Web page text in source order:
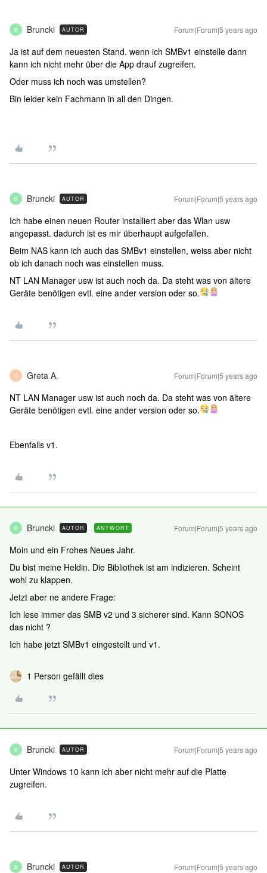
B Bruncki AUTOR Forum|Forum|5 years ago
Ja ist auf dem neuesten Stand. wenn ich SMBv1 einstelle dann
kann ich nicht mehr über die App drauf zugreifen.
Oder muss ich noch was umstellen?
Bin leider kein Fachmann in all den Dingen.
B Bruncki AUTOR Forum|Forum|5 years ago
Ich habe einen neuen Router installiert aber das Wlan usw
angepasst. dadurch ist es mir überhaupt aufgefallen.
Beim NAS kann ich auch das SMBv1 einstellen, weiss aber nicht
ob ich danach noch was einstellen muss.
NT LAN Manager usw ist auch noch da. Da steht was von ältere
Geräte benötigen evtl. eine ander version oder so.
G Greta A. Forum|Forum|5 years ago
NT LAN Manager usw ist auch noch da. Da steht was von ältere
Geräte benötigen evtl. eine ander version oder so.
Ebenfalls v1.
B Bruncki AUTOR ANTWORT Forum|Forum|5 years ago
Moin und ein Frohes Neues Jahr.
Du bist meine Heldin. Die Bibliothek ist am indizieren. Scheint
wohl zu klappen.
Jetzt aber ne andere Frage:
Ich lese immer das SMB v2 und 3 sicherer sind. Kann SONOS
das nicht ?
Ich habe jetzt SMBv1 eingestellt und v1.
1 Person gefällt dies
B Bruncki AUTOR Forum|Forum|5 years ago
Unter Windows 10 kann ich aber nicht mehr auf die Platte
zugreifen.
B Bruncki AUTOR Forum|Forum|5 years ago